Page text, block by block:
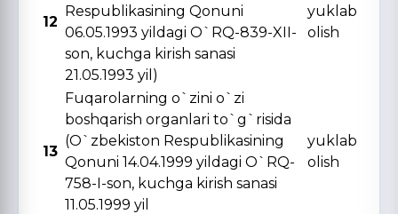
12
Respublikasining Qonuni
06.05.1993 yildagi O`RQ-839-XII-
son, kuchga kirish sanasi
21.05.1993 yil)
yuklab
olish
13
Fuqarolarning o`zini o`zi
boshqarish organlari to`g`risida
(O`zbekiston Respublikasining
Qonuni 14.04.1999 yildagi O`RQ-
758-I-son, kuchga kirish sanasi
11.05.1999 yil
yuklab
olish